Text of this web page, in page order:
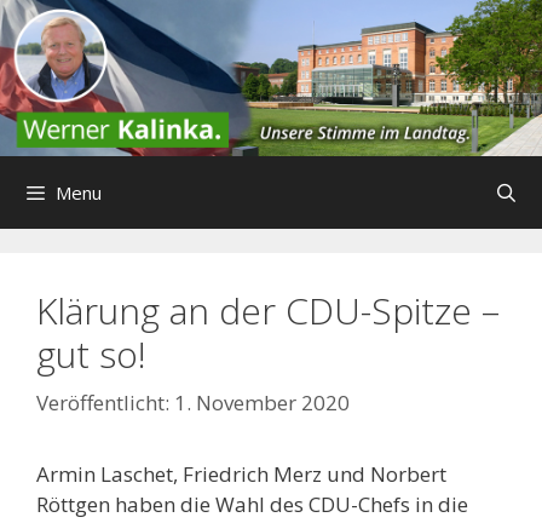
Zum
Inhalt
springen
Menu
Klärung an der CDU-Spitze –
gut so!
1. November 2020
Armin Laschet, Friedrich Merz und Norbert
Röttgen haben die Wahl des CDU-Chefs in die